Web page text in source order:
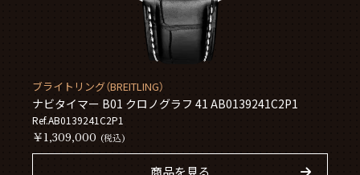
ブライトリング（BREITLING）
ナビタイマー B01 クロノグラフ 41 AB0139241C2P1
Ref.AB0139241C2P1
￥1,309,000 (税込)
商品を見る